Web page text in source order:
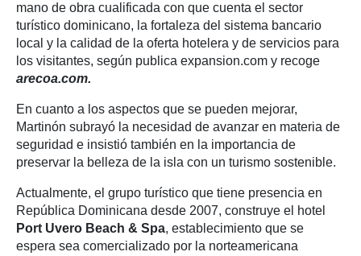
mano de obra cualificada con que cuenta el sector
turístico dominicano, la fortaleza del sistema bancario
local y la calidad de la oferta hotelera y de servicios para
los visitantes, según publica expansion.com y recoge
arecoa.com.
En cuanto a los aspectos que se pueden mejorar,
Martinón subrayó la necesidad de avanzar en materia de
seguridad e insistió también en la importancia de
preservar la belleza de la isla con un turismo sostenible.
Actualmente, el grupo turístico que tiene presencia en
República Dominicana desde 2007, construye el hotel
Port Uvero Beach & Spa, establecimiento que se
espera sea comercializado por la norteamericana